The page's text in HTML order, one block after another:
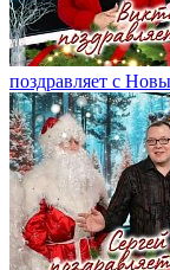
поздравляет с